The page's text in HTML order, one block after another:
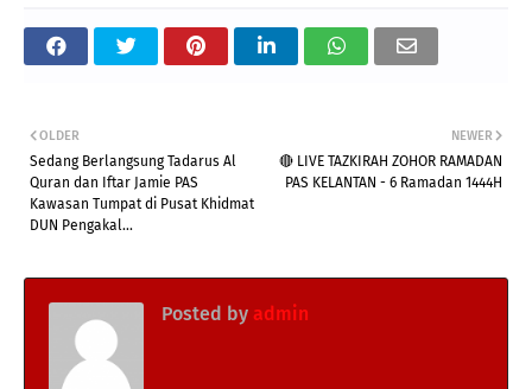
NEWER
🔴 LIVE TAZKIRAH ZOHOR RAMADAN
PAS KELANTAN - 6 Ramadan 1444H
OLDER
Sedang Berlangsung Tadarus Al
Quran dan Iftar Jamie PAS
Kawasan Tumpat di Pusat Khidmat
DUN Pengakal...
Posted by admin